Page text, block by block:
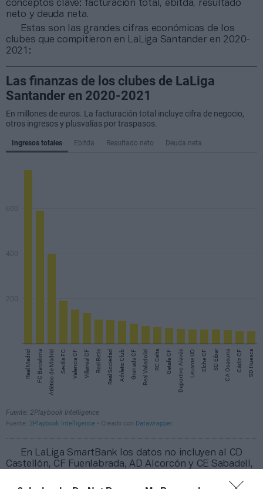
conceptos clave: facturación total, ebitda, resultado
neto y deuda neta.
Estas son las grandes cifras económicas de los
clubes que compitieron en LaLiga Santander en 2020-
2021:
En LaLiga SmartBank los datos no incluyen al CD
Castellón, CF Fuenlabrada, AD Alcorcón y CE Sabadell,
no están disponibles en el Registro Mercantil.